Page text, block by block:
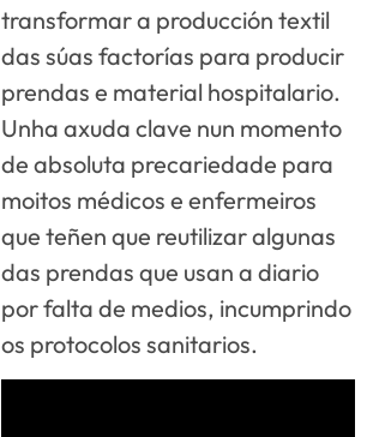
transformar a producción textil
das súas factorías para producir
prendas e material hospitalario.
Unha axuda clave nun momento
de absoluta precariedade para
moitos médicos e enfermeiros
que teñen que reutilizar algunas
das prendas que usan a diario
por falta de medios, incumprindo
os protocolos sanitarios.